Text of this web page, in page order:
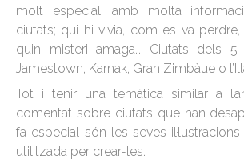
molt especial, amb molta
ciutats; qui hi vivia, com es va
quin misteri amaga… Ciutats dels
Jamestown, Karnak, Gran Zimbàue o
Tot i tenir una temàtica similar a
comentat sobre ciutats que han
fa especial són les seves
utilitzada per crear-les.